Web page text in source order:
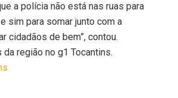
a polícia não está nas ruas para
sim para somar junto com a
cidadãos de bem”, contou.
região no g1 Tocantins.